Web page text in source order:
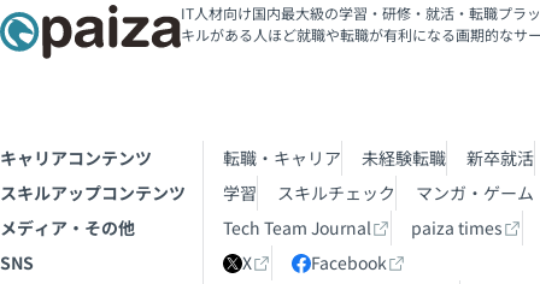
IT人材向け国内最大級の学習・研修・就活・転職プラ
キルがある人ほど就職や転職が有利になる画期的なサ
キャリアコンテンツ 転職・キャリア 未経験転職
新卒就活
スキルアップコンテンツ
学習 スキルチェック
マンガ・ゲーム
メディア・その他
Tech Team Journal
paiza times
SNS
X
Facebook